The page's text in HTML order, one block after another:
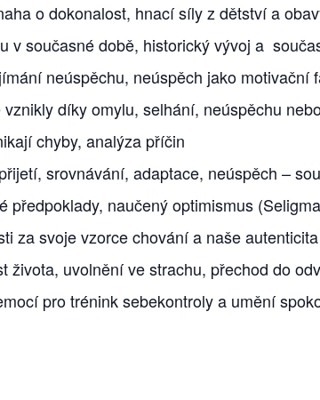
o dokonalost, hnací síly z dětství a
v současné době, historický vývoj a
neúspěchu, neúspěch jako motivační
díky omylu, selhání, neúspěchu
chyby, analýza příčin
srovnávání, adaptace, neúspěch –
předpoklady, naučený optimismus
za svoje vzorce chování a naše autenticita
života, uvolnění ve strachu, přechod do
pro trénink sebekontroly a umění